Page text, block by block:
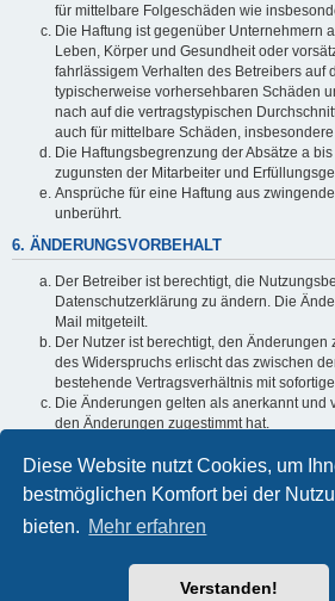
Diese Website nutzt Cookies, um
bestmöglichen Komfort bei der
bieten. Mehr erfahren
Verstanden!
für mittelbare Folgeschäden wie
Die Haftung ist gegenüber Unternehmern
Leben, Körper und Gesundheit oder
fahrlässigem Verhalten des Betreibers auf
typischerweise vorhersehbaren Schäden
nach auf die vertragstypischen
auch für mittelbare Schäden,
Die Haftungsbegrenzung der Absätze a
zugunsten der Mitarbeiter und
Ansprüche für eine Haftung aus
unberührt.
6. ÄNDERUNGSVORBEHALT
Der Betreiber ist berechtigt, die
Datenschutzerklärung zu ändern. Die
Mail mitgeteilt.
Der Nutzer ist berechtigt, den Änderungen
des Widerspruchs erlischt das zwischen
bestehende Vertragsverhältnis mit
Die Änderungen gelten als anerkannt und
den Änderungen zugestimmt hat.
Informationen über den Umgang mit
in der Datenschutzerklärung enthalten.
Powered byphpBB® Forum Software ©